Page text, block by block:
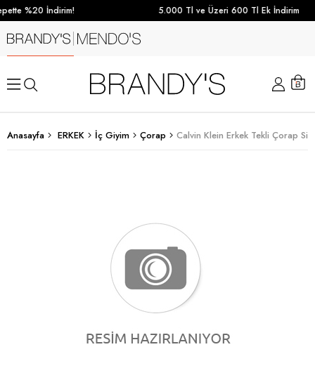
%20 İndirim! 5.000 Tl ve Üzeri 600 Tl Ek İndirim
Anasayfa ERKEK İç Giyim Çorap Calvin Klein Erkek Tekli Çorap